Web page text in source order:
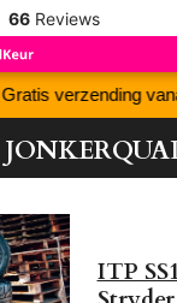
66 Reviews
Gratis verzending
ITP